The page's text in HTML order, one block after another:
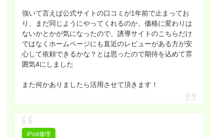
強いて言えば公式サイトの口コミが1年前で止まってお
り、まだ同じようにやってくれるのか、価格に変わりは
ないかとかが気になったので、誘導サイトのこちらだけ
ではなくホームページにも直近のレビューがある方が安
心して依頼できるかな？とは思ったので期待を込めて雰
囲気4にしました
また何かありましたら活用させて頂きます！
iPod修理